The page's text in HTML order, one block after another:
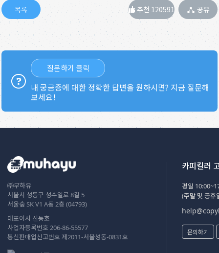
추천 120591 공유
질문하기 클릭
내 궁금증에 대한 정확한 답변을 원하시면? 지금 질문해
보세요!
㈜무하유
서울시 성동구 성수일로 8길 5
서울숲 SK V1 A동 2층 (04793)
대표이사 신동호
사업자등록번호 206-86-55577
통신판매업신고번호 제2011-서울성동-0831호
카피킬러
평일
(주말 및 공휴
문의하기